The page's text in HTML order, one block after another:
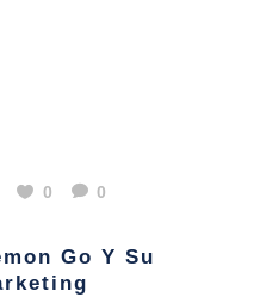
0
0
Go Y Su